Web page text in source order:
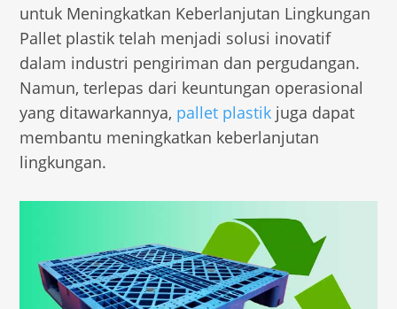
untuk Meningkatkan Keberlanjutan Lingkungan
Pallet plastik telah menjadi solusi inovatif
dalam industri pengiriman dan pergudangan.
Namun, terlepas dari keuntungan operasional
yang ditawarkannya, pallet plastik juga dapat
membantu meningkatkan keberlanjutan
lingkungan.